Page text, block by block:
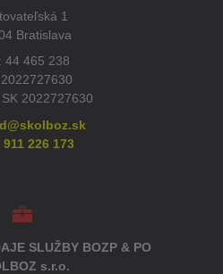
1
Bratislava
44 465 238
2022727630
911 226 173
SLUŽBY BOZP & PO
s.r.o.